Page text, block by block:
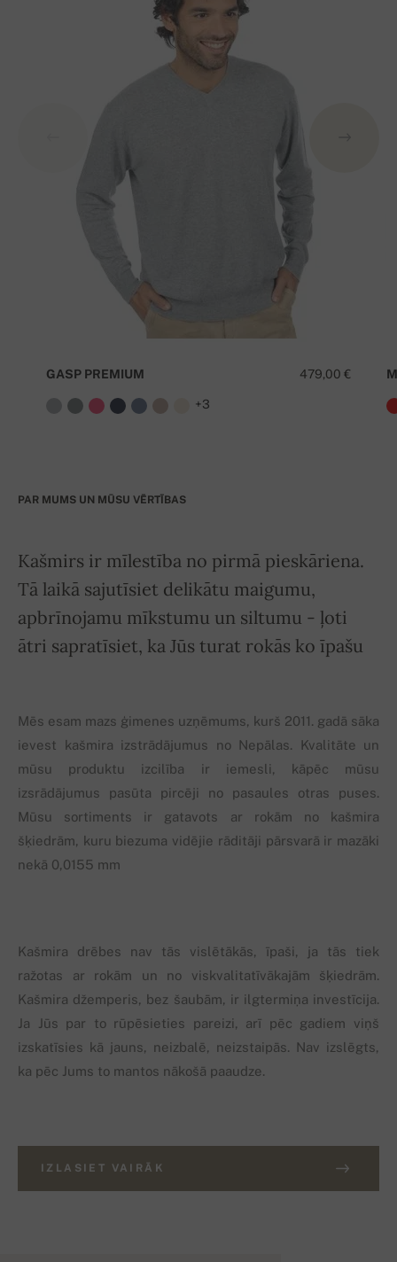
479,00 €
GASP PREMIUM
+3
PAR MUMS UN MŪSU VĒRTĪBAS
Kašmirs ir mīlestība no pirmā pieskāriena.
Tā laikā sajutīsiet delikātu maigumu,
apbrīnojamu mīkstumu un siltumu - ļoti
ātri sapratīsiet, ka Jūs turat rokās ko īpašu
Mēs esam mazs ģimenes uzņēmums, kurš 2011. gadā sāka
ievest kašmira izstrādājumus no Nepālas. Kvalitāte un
mūsu produktu izcilība ir iemesli, kāpēc mūsu
izsrādājumus pasūta pircēji no pasaules otras puses.
Mūsu sortiments ir gatavots ar rokām no kašmira
šķiedrām, kuru biezuma vidējie rāditāji pārsvarā ir mazāki
nekā 0,0155 mm
Kašmira drēbes nav tās vislētākās, īpaši, ja tās tiek
ražotas ar rokām un no viskvalitatīvākajām šķiedrām.
Kašmira džemperis, bez šaubām, ir ilgtermiņa investīcija.
Ja Jūs par to rūpēsieties pareizi, arī pēc gadiem viņš
izskatīsies kā jauns, neizbalē, neizstaipās. Nav izslēgts,
ka pēc Jums to mantos nākošā paaudze.
IZLASIET VAIRĀK